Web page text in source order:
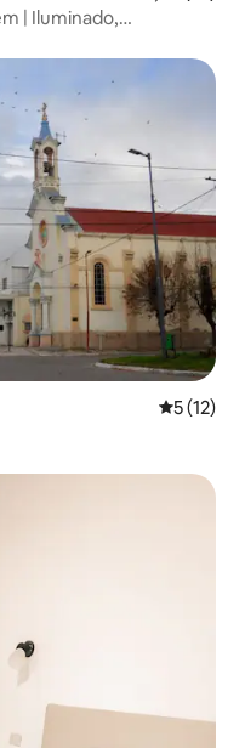
| Iluminado,
5 de uma
5 (12)